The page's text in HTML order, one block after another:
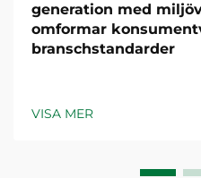
generation med
omformar
branschstandarder
VISA MER